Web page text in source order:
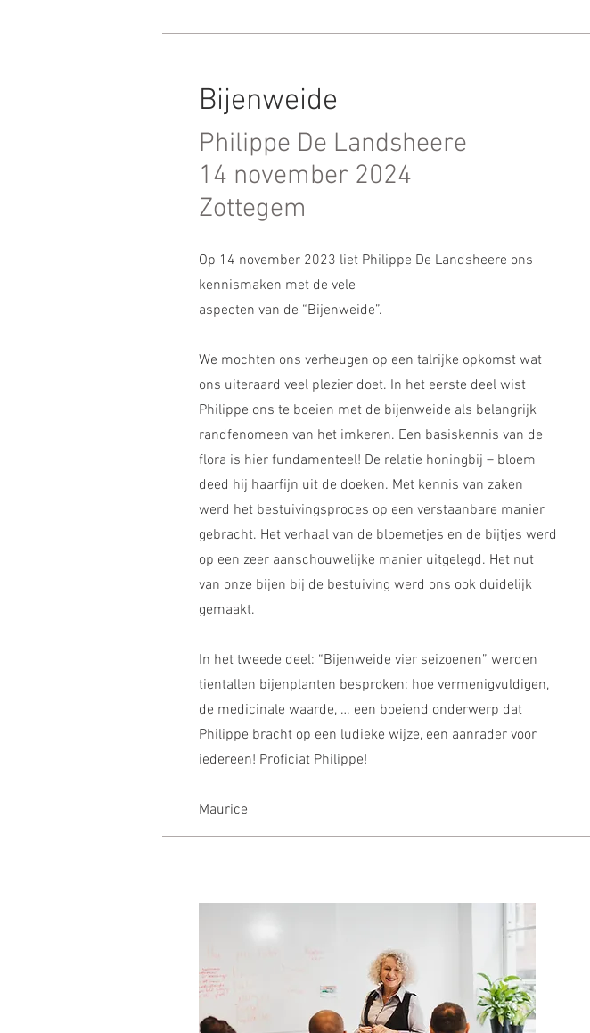
Bijenweide
Philippe De Landsheere
14 november 2024
Zottegem
Op 14 november 2023 liet Philippe De Landsheere ons
kennismaken met de vele
aspecten van de “Bijenweide”.
We mochten ons verheugen op een talrijke opkomst wat
ons uiteraard veel plezier doet. In het eerste deel wist
Philippe ons te boeien met de bijenweide als belangrijk
randfenomeen van het imkeren. Een basiskennis van de
flora is hier fundamenteel! De relatie honingbij – bloem
deed hij haarfijn uit de doeken. Met kennis van zaken
werd het bestuivingsproces op een verstaanbare manier
gebracht. Het verhaal van de bloemetjes en de bijtjes werd
op een zeer aanschouwelijke manier uitgelegd. Het nut
van onze bijen bij de bestuiving werd ons ook duidelijk
gemaakt.
In het tweede deel: “Bijenweide vier seizoenen” werden
tientallen bijenplanten besproken: hoe vermenigvuldigen,
de medicinale waarde, … een boeiend onderwerp dat
Philippe bracht op een ludieke wijze, een aanrader voor
iedereen! Proficiat Philippe!
Maurice